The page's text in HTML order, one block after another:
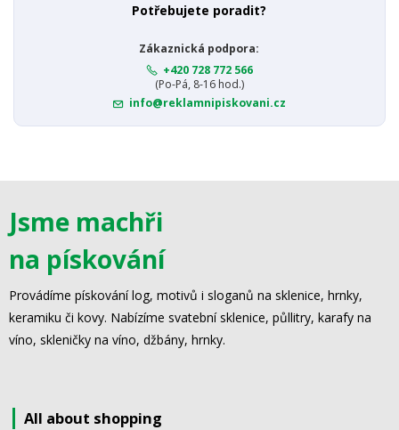
Potřebujete poradit?
Zákaznická podpora:
+420 728 772 566
(Po-Pá, 8-16 hod.)
info@reklamnipiskovani.cz
Jsme machři
na pískování
Provádíme pískování log, motivů i sloganů na sklenice, hrnky,
keramiku či kovy. Nabízíme svatební sklenice, půllitry, karafy na
víno, skleničky na víno, džbány, hrnky.
All about shopping